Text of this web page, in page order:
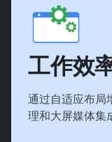
工作效
通过自适应布局
理和大屏媒体集